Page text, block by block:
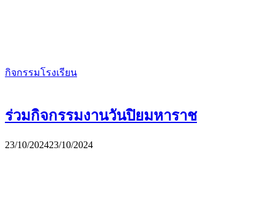
กิจกรรมโรงเรียน
ร่วมกิจกรรมงานวันปิยมหาราช
23/10/202423/10/2024